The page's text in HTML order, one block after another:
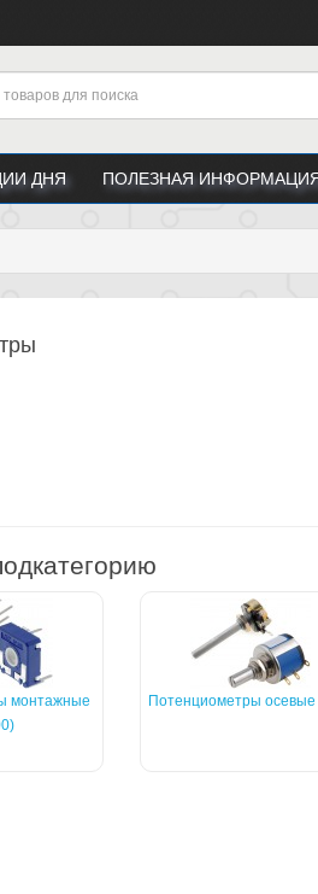
ДНЯ ПОЛЕЗНАЯ
монтажные
Потенциометры осевые